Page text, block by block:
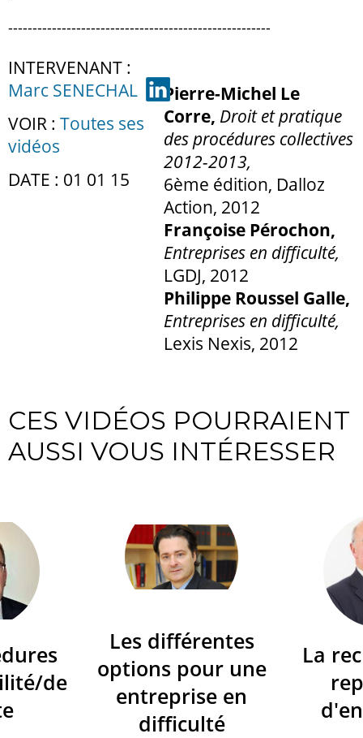
------------------------------------------------------
INTERVENANT :
Marc SENECHAL
VOIR : Toutes ses
vidéos
DATE : 01 01 15
Pierre-Michel Le
Corre, Droit et pratique
des procédures collectives
2012-2013,
6ème édition, Dalloz
Action, 2012
Françoise Pérochon,
Entreprises en difficulté,
LGDJ, 2012
Philippe Roussel Galle,
Entreprises en difficulté,
Lexis Nexis, 2012
CES VIDÉOS POURRAIENT
AUSSI VOUS INTÉRESSER
de
Les différentes
options pour une
entreprise en
difficulté
La